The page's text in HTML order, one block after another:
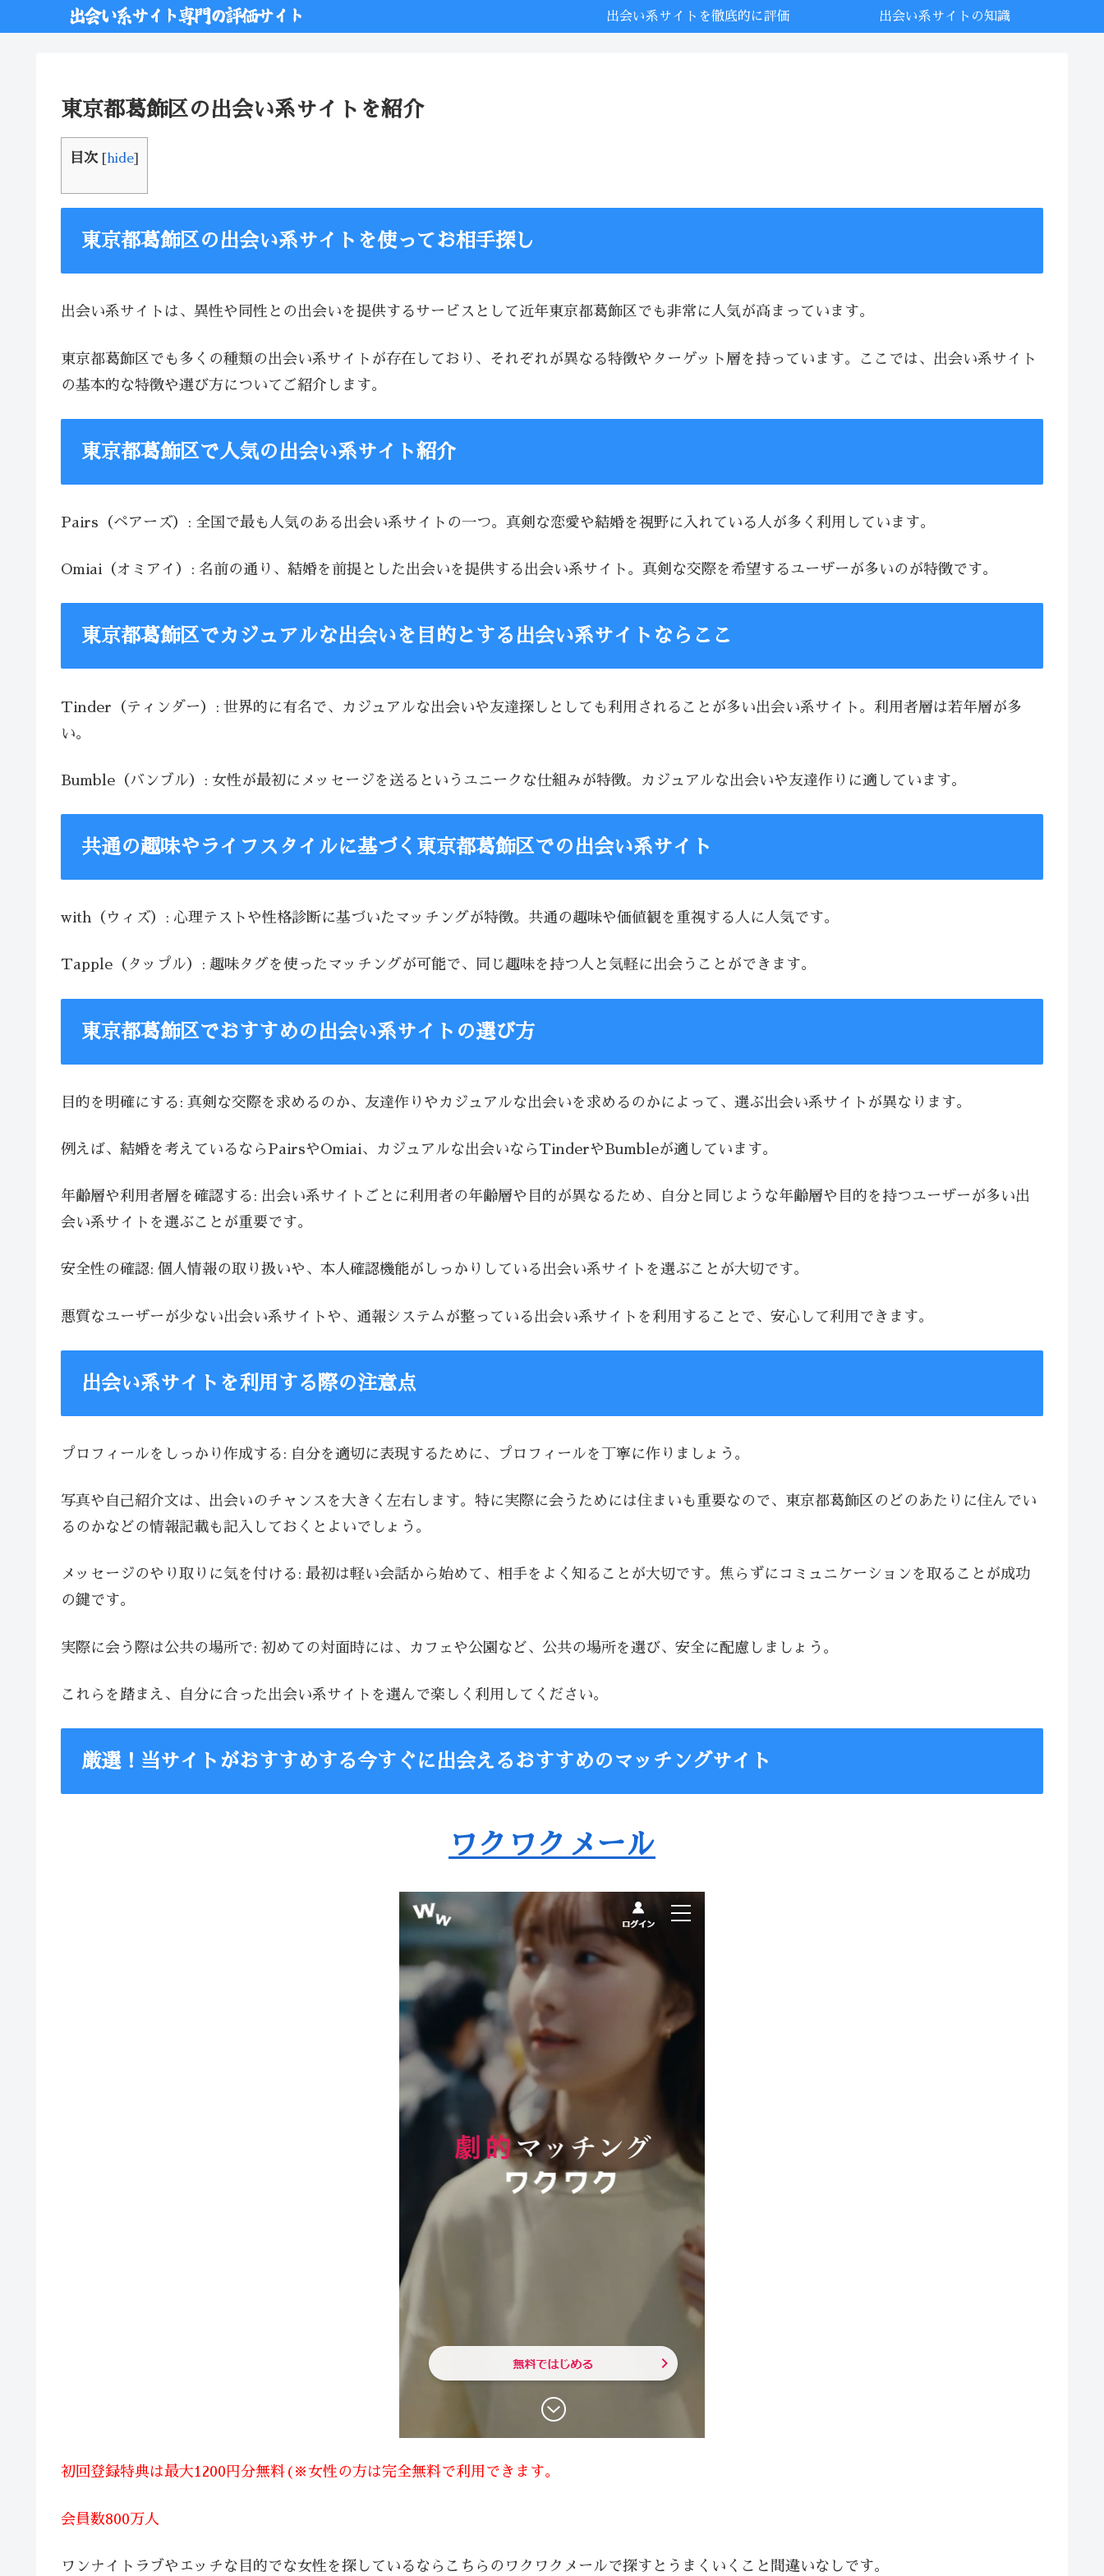
出会い系サイトを徹底的に評価 出会い系サイトの知識
東京都葛飾区の出会い系サイトを紹介
目次 hide
東京都葛飾区の出会い系サイトを使ってお相手探し
出会い系サイトは、異性や同性との出会いを提供するサービスとして近年東京都葛飾区でも非常に人気が高まっています。
東京都葛飾区でも多くの種類の出会い系サイトが存在しており、それぞれが異なる特徴やターゲット層を持っています。ここでは、出会い系サイト
の基本的な特徴や選び方についてご紹介します。
東京都葛飾区で人気の出会い系サイト紹介
Pairs（ペアーズ）: 全国で最も人気のある出会い系サイトの一つ。真剣な恋愛や結婚を視野に入れている人が多く利用しています。
Omiai（オミアイ）: 名前の通り、結婚を前提とした出会いを提供する出会い系サイト。真剣な交際を希望するユーザーが多いのが特徴です。
東京都葛飾区でカジュアルな出会いを目的とする出会い系サイトならここ
Tinder（ティンダー）: 世界的に有名で、カジュアルな出会いや友達探しとしても利用されることが多い出会い系サイト。利用者層は若年層が多
い。
Bumble（バンブル）: 女性が最初にメッセージを送るというユニークな仕組みが特徴。カジュアルな出会いや友達作りに適しています。
共通の趣味やライフスタイルに基づく東京都葛飾区での出会い系サイト
with（ウィズ）: 心理テストや性格診断に基づいたマッチングが特徴。共通の趣味や価値観を重視する人に人気です。
Tapple（タップル）: 趣味タグを使ったマッチングが可能で、同じ趣味を持つ人と気軽に出会うことができます。
東京都葛飾区でおすすめの出会い系サイトの選び方
目的を明確にする: 真剣な交際を求めるのか、友達作りやカジュアルな出会いを求めるのかによって、選ぶ出会い系サイトが異なります。
例えば、結婚を考えているならPairsやOmiai、カジュアルな出会いならTinderやBumbleが適しています。
年齢層や利用者層を確認する: 出会い系サイトごとに利用者の年齢層や目的が異なるため、自分と同じような年齢層や目的を持つユーザーが多い出
会い系サイトを選ぶことが重要です。
安全性の確認: 個人情報の取り扱いや、本人確認機能がしっかりしている出会い系サイトを選ぶことが大切です。
悪質なユーザーが少ない出会い系サイトや、通報システムが整っている出会い系サイトを利用することで、安心して利用できます。
出会い系サイトを利用する際の注意点
プロフィールをしっかり作成する: 自分を適切に表現するために、プロフィールを丁寧に作りましょう。
写真や自己紹介文は、出会いのチャンスを大きく左右します。特に実際に会うためには住まいも重要なので、東京都葛飾区のどのあたりに住んでい
るのかなどの情報記載も記入しておくとよいでしょう。
メッセージのやり取りに気を付ける: 最初は軽い会話から始めて、相手をよく知ることが大切です。焦らずにコミュニケーションを取ることが成功
の鍵です。
実際に会う際は公共の場所で: 初めての対面時には、カフェや公園など、公共の場所を選び、安全に配慮しましょう。
これらを踏まえ、自分に合った出会い系サイトを選んで楽しく利用してください。
厳選！当サイトがおすすめする今すぐに出会えるおすすめのマッチングサイト
ワクワクメール
初回登録特典は最大1200円分無料(※女性の方は完全無料で利用できます。
会員数800万人
ワンナイトラブやエッチな目的でな女性を探しているならこちらのワクワクメールで探すとうまくいくこと間違いなしです。